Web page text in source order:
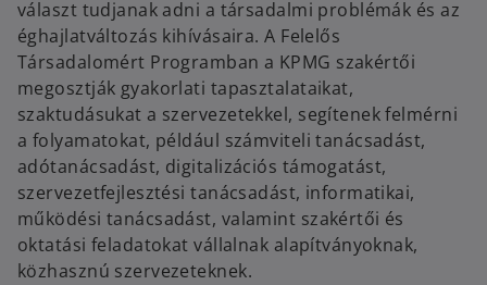
választ tudjanak adni a társadalmi problémák és az
éghajlatváltozás kihívásaira. A Felelős
Társadalomért Programban a KPMG szakértői
megosztják gyakorlati tapasztalataikat,
szaktudásukat a szervezetekkel, segítenek felmérni
a folyamatokat, például számviteli tanácsadást,
adótanácsadást, digitalizációs támogatást,
szervezetfejlesztési tanácsadást, informatikai,
működési tanácsadást, valamint szakértői és
oktatási feladatokat vállalnak alapítványoknak,
közhasznú szervezeteknek.